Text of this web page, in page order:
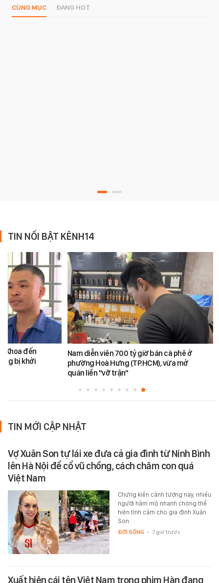
CÙNG MỤC ĐANG HOT
TIN NỔI BẬT KÊNH14
Khoa đến
bị khởi
Nam diễn viên 700 tỷ giờ bán cà phê ở
phường Hoà Hưng (TP.HCM), vừa mở
quán liền "vỡ trận"
TIN MỚI CẬP NHẬT
Vợ Xuân Son tự lái xe đưa cả gia đình từ Ninh Bình
lên Hà Nội để cổ vũ chồng, cách chăm con quá
Việt Nam
Chứng kiến cảnh tượng này, nhiều
người hâm mộ nhanh chóng thể
hiện tình cảm cho gia đình Xuân
Son.
ĐỜI SỐNG - 7 giờ trước
Xuất hiện cái tên Việt Nam trong phim Hàn đang